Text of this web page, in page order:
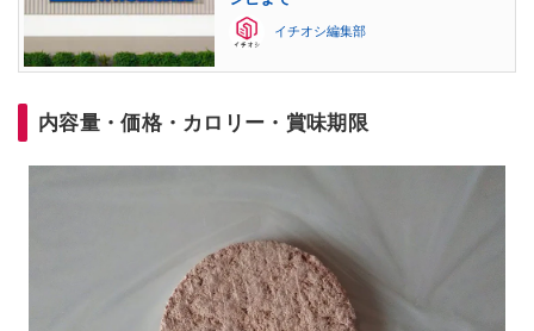
イチオシ編集部
内容量・価格・カロリー・賞味期限